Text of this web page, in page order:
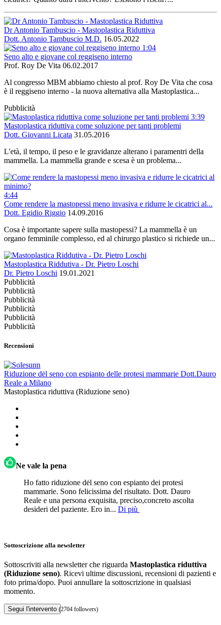
Dr Antonio Tambuscio - Mastoplastica Riduttiva
Dott. Antonio Tambuscio M.D. 16.05.2022
1:04
Seno alto e giovane col reggiseno interno
Prof. Roy De Vita 06.02.2017
Al congresso MBM abbiamo chiesto al prof. Roy De Vita che cosa
è il reggiseno interno - la nuova alternativa alla Mastoplastica...
Pubblicità
3:39
Mastoplastica riduttiva come soluzione per tanti problemi
Dott. Giovanni Licata 31.05.2016
L'età, il tempo, il peso e le gravidanze alterano i paramentri della
mammella. La mammella grande e scesa è un problema...
4:44
Come rendere la mastopessi meno invasiva e ridurre le cicatrici al...
Dott. Egidio Riggio 14.09.2016
Cosa è importante sapere sulla mastopessi? La mammella è un
organo femminile complesso, ed al chirurgo plastico si richiede un...
Mastoplastica Riddutiva - Dr. Pietro Loschi
Dr. Pietro Loschi 19.01.2021
Pubblicità
Pubblicità
Pubblicità
Pubblicità
Pubblicità
Pubblicità
Recensioni
Riduzione dėl seno con espianto delle protesi mammarie Dott.Dauro
Reale a Milano
Mastoplastica riduttiva (Riduzione seno)
Ne vale la pena
Ho fatto riduzione dėl seno con espianto dei protesi
mammarie. Sono felicissima del risultato. Dott. Dauro
Reale e una persona exquisita, preciso,concreto ascolta
desideri del paziente. Ero in... Di più
Sottoscrizione alla newsletter
Sottoscriviti alla newsletter che riguarda Mastoplastica riduttiva
(Riduzione seno). Ricevi ultime discussioni, recensioni di pazienti e
foto prima/dopo. Puoi annullare la sottoscrizione in qualsiasi
momento.
Segui l'intervento (2704 followers)